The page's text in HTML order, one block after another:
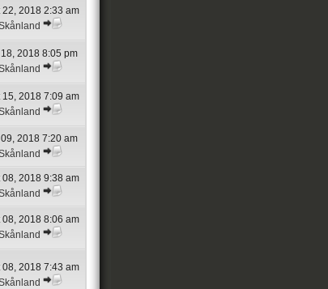
22, 2018 2:33 am
2018 8:05 pm
15, 2018 7:09 am
2018 7:20 am
08, 2018 9:38 am
08, 2018 8:06 am
08, 2018 7:43 am